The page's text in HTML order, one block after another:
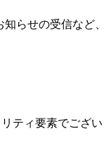
らせの受信など
ティ要素でござ